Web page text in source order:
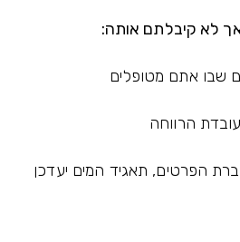
לא קיבלתם אותה:
שבו אתם מטופלים
הרווחה
הפרטים, תאגיד המים יעדכן